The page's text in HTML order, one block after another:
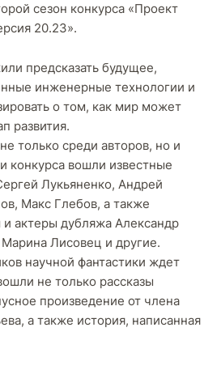
сезон конкурса «Проект
20.23».
предсказать будущее,
инженерные технологии и
о том, как мир может
развития.
только среди авторов, но и
конкурса вошли известные
Лукьяненко, Андрей
Макс Глебов, а также
актеры дубляжа Александр
Лисовец и другие.
научной фантастики ждет
не только рассказы
произведение от члена
а также история, написанная